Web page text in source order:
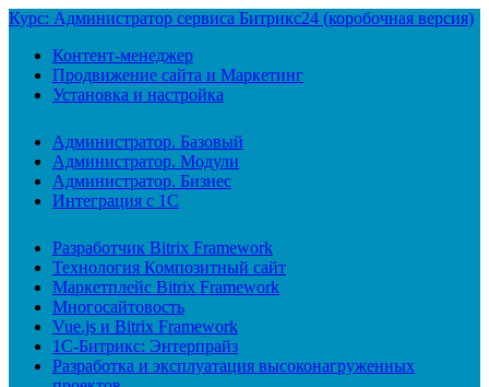
Курс: Администратор сервиса Битрикс24 (коробочная версия)
Контент-менеджер
Продвижение сайта и Маркетинг
Установка и настройка
Администратор. Базовый
Администратор. Модули
Администратор. Бизнес
Интеграция с 1С
Разработчик Bitrix Framework
Технология Композитный сайт
Маркетплейс Bitrix Framework
Многосайтовость
Vue.js и Bitrix Framework
1С-Битрикс: Энтерпрайз
Разработка и эксплуатация высоконагруженных